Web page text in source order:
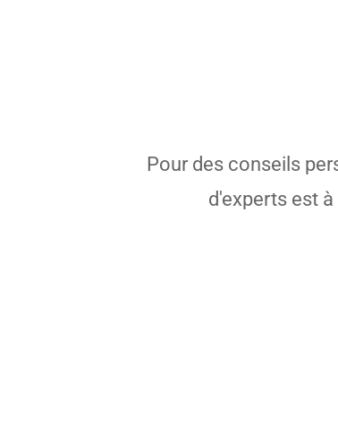
Pour des conseils
d'experts est